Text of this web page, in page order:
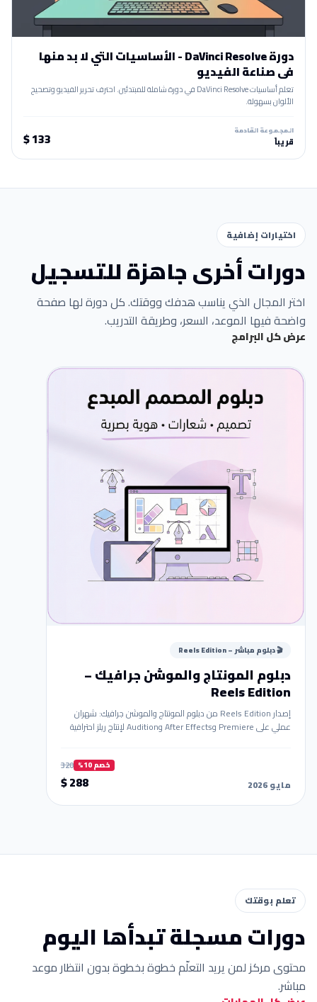
دورة DaVinci Resolve - الأساسيات التي لا بد منها
في صناعة الفيديو
تعلم أساسيات DaVinci Resolve في دورة شاملة للمبتدئين. احترف تحرير الفيديو وتصحيح
الألوان بسهولة.
المجموعة القادمة
قريباً 133 $
اختيارات إضافية
دورات أخرى جاهزة للتسجيل
اختر المجال الذي يناسب هدفك ووقتك. كل دورة لها صفحة
واضحة فيها الموعد، السعر، وطريقة التدريب.
عرض كل البرامج
🎬 دبلوم مباشر – Reels Edition
دبلوم المونتاج والموشن جرافيك –
Reels Edition
إصدار Reels Edition من دبلوم المونتاج والموشن جرافيك: شهران
عملي على Premiere وAfter Effects وAudition لإنتاج ريلز احترافية
مايو 2026
خصم 10% 320
288 $
تعلم بوقتك
دورات مسجلة تبدأها اليوم
محتوى مركز لمن يريد التعلّم خطوة بخطوة بدون انتظار موعد
مباشر.